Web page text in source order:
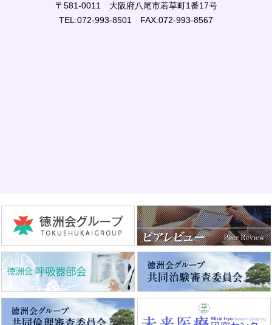
〒581-0011 大阪府八尾市若草町1番17号
TEL:072-993-8501 FAX:072-993-8567